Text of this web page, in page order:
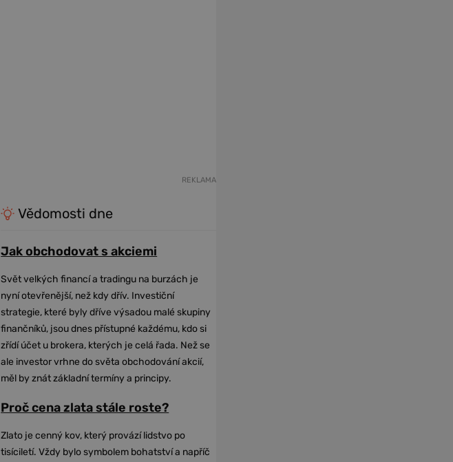
REKLAMA
Vědomosti dne
Jak obchodovat s akciemi
Svět velkých financí a tradingu na burzách je
nyní otevřenější, než kdy dřív. Investiční
strategie, které byly dříve výsadou malé skupiny
finančníků, jsou dnes přístupné každému, kdo si
zřídí účet u brokera, kterých je celá řada. Než se
ale investor vrhne do světa obchodování akcií,
měl by znát základní termíny a principy.
Proč cena zlata stále roste?
Zlato je cenný kov, který provází lidstvo po
tisíciletí. Vždy bylo symbolem bohatství a napříč